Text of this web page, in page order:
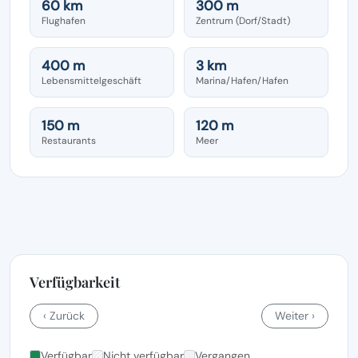
60 km
Flughafen
300 m
Zentrum (Dorf/Stadt)
400 m
Lebensmittelgeschäft
3 km
Marina/Hafen/Hafen
150 m
Restaurants
120 m
Meer
Verfügbarkeit
‹ Zurück Weiter ›